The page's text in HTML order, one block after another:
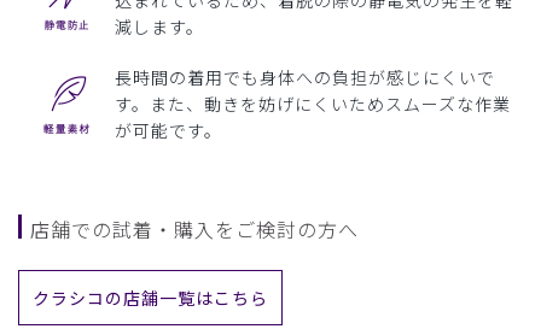
減します。
長時間の着用でも身体への負担が感じにくいで
す。また、動きを妨げにくいためスムーズな作業
が可能です。
店舗での試着・購入をご検討の方へ
クラシコの店舗一覧はこちら